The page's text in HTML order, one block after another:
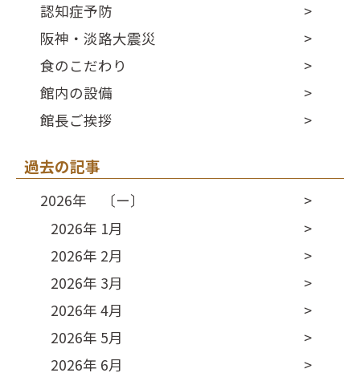
認知症予防
阪神・淡路大震災
食のこだわり
館内の設備
館長ご挨拶
過去の記事
2026年 〔ー〕
2026年 1月
2026年 2月
2026年 3月
2026年 4月
2026年 5月
2026年 6月